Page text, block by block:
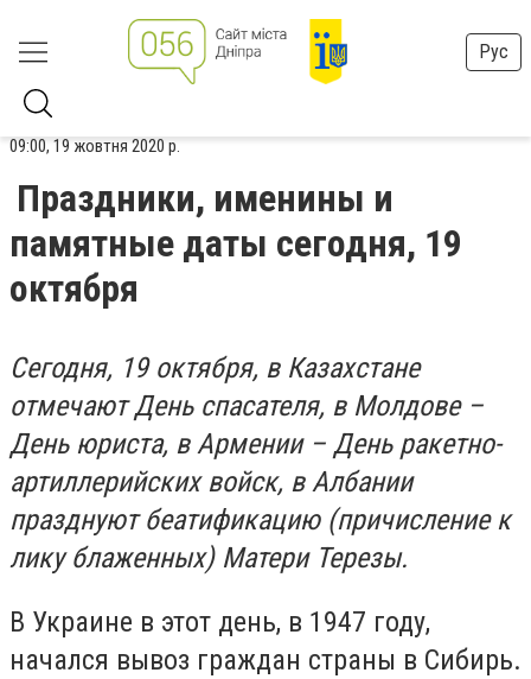
Рус
09:00, 19 жовтня 2020 р.
Праздники, именины и
памятные даты сегодня, 19
октября
Сегодня, 19 октября, в Казахстане
отмечают День спасателя, в Молдове –
День юриста, в Армении – День ракетно-
артиллерийских войск, в Албании
празднуют беатификацию (причисление к
лику блаженных) Матери Терезы.
В Украине в этот день, в 1947 году,
начался вывоз граждан страны в Сибирь.